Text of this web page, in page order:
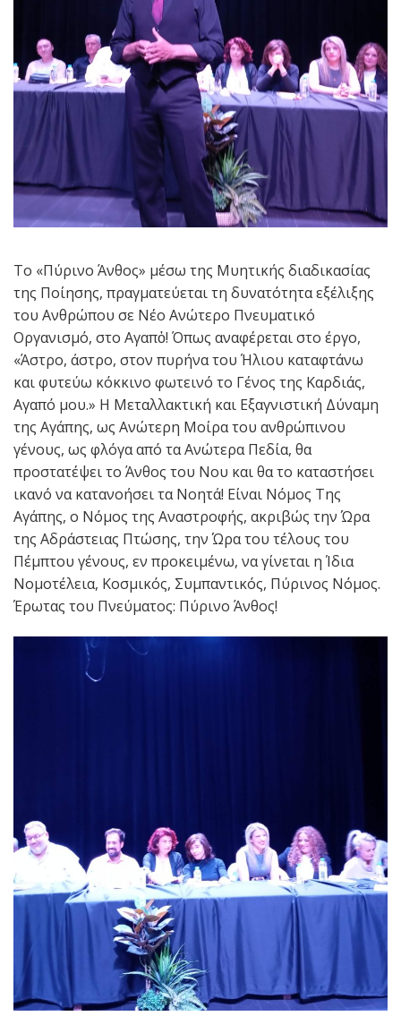
Το «Πύρινο Άνθος» μέσω της Μυητικής διαδικασίας
της Ποίησης, πραγματεύεται τη δυνατότητα εξέλιξης
του Ανθρώπου σε Νέο Ανώτερο Πνευματικό
Οργανισμό, στο Αγαπὀ! Όπως αναφέρεται στο έργο,
«Άστρο, άστρο, στον πυρήνα του Ήλιου καταφτάνω
και φυτεύω κόκκινο φωτεινό το Γένος της Καρδιάς,
Αγαπό μου.» Η Μεταλλακτική και Εξαγνιστική Δύναμη
της Αγάπης, ως Ανώτερη Μοίρα του ανθρώπινου
γένους, ως φλόγα από τα Ανώτερα Πεδία, θα
προστατέψει το Άνθος του Νου και θα το καταστήσει
ικανό να κατανοήσει τα Νοητά! Είναι Νόμος Της
Αγάπης, ο Νόμος της Αναστροφής, ακριβώς την Ώρα
της Αδράστειας Πτώσης, την Ώρα του τέλους του
Πέμπτου γένους, εν προκειμένω, να γίνεται η Ίδια
Νομοτέλεια, Κοσμικός, Συμπαντικός, Πύρινος Νόμος.
Έρωτας του Πνεύματος: Πύρινο Άνθος!